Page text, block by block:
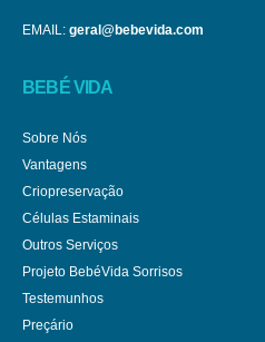
EMAIL: geral@bebevida.com
BEBÉ VIDA
Sobre Nós
Vantagens
Criopreservação
Células Estaminais
Outros Serviços
Projeto BebéVida Sorrisos
Testemunhos
Preçário